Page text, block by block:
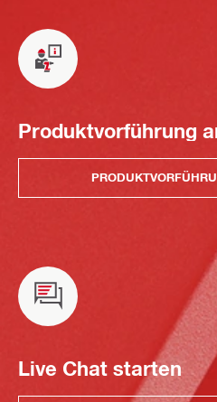
Produktvorführung
Live Chat starten